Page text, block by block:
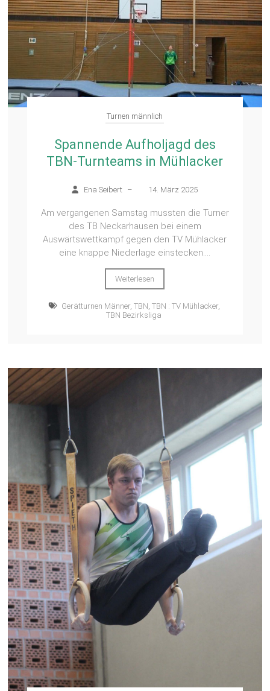
Turnen männlich
Spannende Aufholjagd des
TBN-Turnteams in Mühlacker
Ena Seibert – 14. März 2025
Am vergangenen Samstag mussten die Turner
des TB Neckarhausen bei einem
Auswärtswettkampf gegen den TV Mühlacker
eine knappe Niederlage einstecken....
Weiterlesen
Gerätturnen Männer,TBN ,TBN : TV Mühlacker,
TBN Bezirksliga